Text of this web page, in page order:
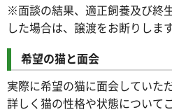
※面談の結果、適正飼養及び終
した場合は、譲渡をお断りします
希望の猫と面会
実際に希望の猫に面会していた
詳しく猫の性格や状態について